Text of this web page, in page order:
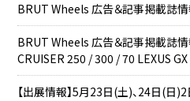
BRUT Wheels 広告＆記事掲載誌情
BRUT Wheels 広告＆記事掲載誌情
CRUISER 250 / 300 / 70 LEXUS GX
【出展情報】5月23日(土)、24日(日